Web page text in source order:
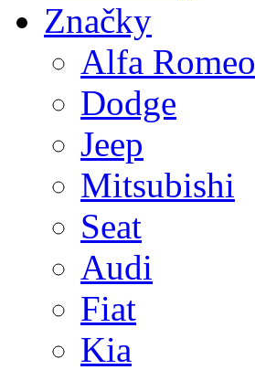
Značky
Alfa Romeo
Dodge
Jeep
Mitsubishi
Seat
Audi
Fiat
Kia